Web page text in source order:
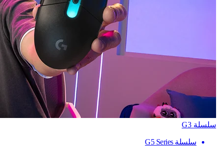
سلسلة G3
سلسلة G5 Series